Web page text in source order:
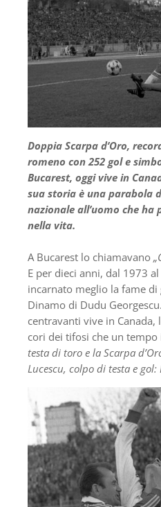
Doppia Scarpa d’Oro,
romeno con 252 gol e
Bucarest, oggi vive in
sua storia è una parabola
nazionale all’uomo che
nella vita.
A Bucarest lo chiamavano
E per dieci anni, dal 1973
incarnato meglio la fame di
Dinamo di Dudu
centravanti vive in
cori dei tifosi che un tempo
testa di toro e la Scarpa
Lucescu, colpo di testa e gol: